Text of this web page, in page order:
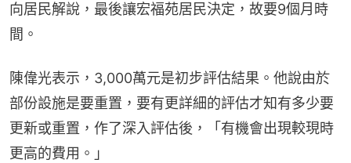
向居民解說，最後讓宏福苑居民決定，故要9個月時
間。
陳偉光表示，3,000萬元是初步評估結果。他說由於
部份設施是要重置，要有更詳細的評估才知有多少要
更新或重置，作了深入評估後，「有機會出現較現時
更高的費用。」